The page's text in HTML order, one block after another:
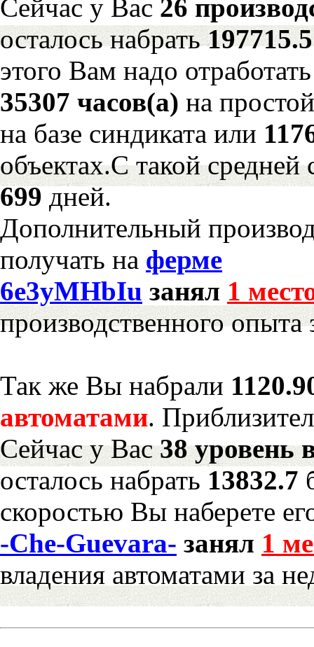
Сейчас у Вас 26
осталось набрать
этого Вам надо отработать
35307 часов(а) на
на базе синдиката или
объектах.С такой средней
699дней.
Дополнительный
получать на ферме
6e3yMHbIu занял 1
производственного опыта
Так же Вы набрали
автоматами.
Сейчас у Вас38 уровень
осталось набрать 13832.7
скоростью Вы наберете
-Che-Guevara- занял 1
владения автоматами за